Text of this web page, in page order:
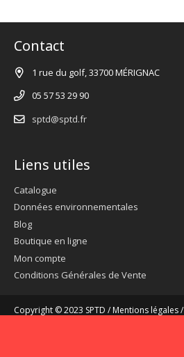
Contact
1 rue du golf, 33700 MÉRIGNAC
05 57 53 29 90
sptd@sptd.fr
Liens utiles
Catalogue
Données environnementales
Blog
Boutique en ligne
Mon compte
Conditions Générales de Vente
Copyright © 2023 SPTD / Mentions légales/